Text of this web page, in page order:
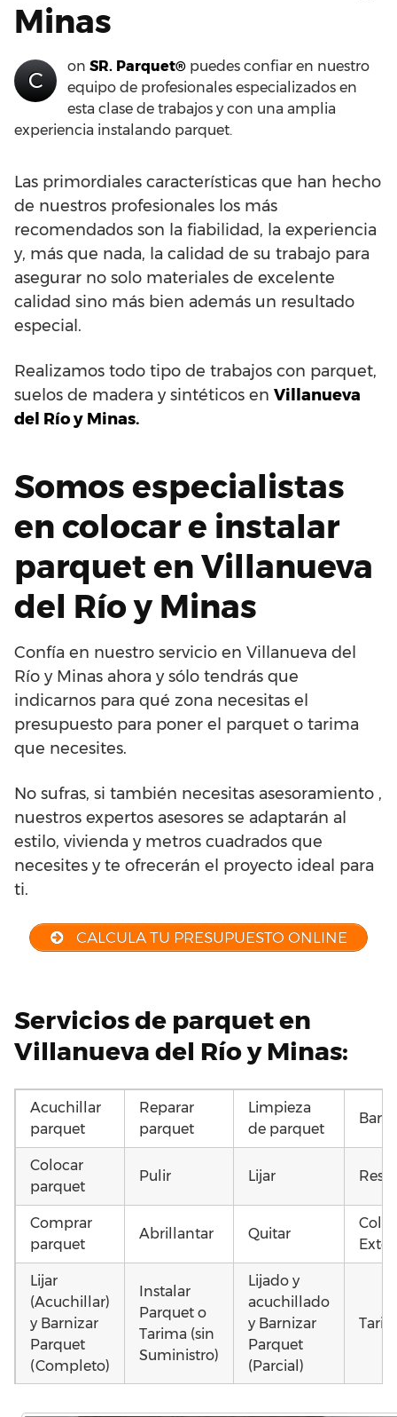
Minas
C
on SR. Parquet® puedes confiar en nuestro
equipo de profesionales especializados en
esta clase de trabajos y con una amplia
experiencia instalando parquet.
Las primordiales características que han hecho
de nuestros profesionales los más
recomendados son la fiabilidad, la experiencia
y, más que nada, la calidad de su trabajo para
asegurar no solo materiales de excelente
calidad sino más bien además un resultado
especial.
Realizamos todo tipo de trabajos con parquet,
suelos de madera y sintéticos en Villanueva
del Río y Minas.
Somos especialistas
en colocar e instalar
parquet en Villanueva
del Río y Minas
Confía en nuestro servicio en Villanueva del
Río y Minas ahora y sólo tendrás que
indicarnos para qué zona necesitas el
presupuesto para poner el parquet o tarima
que necesites.
No sufras, si también necesitas asesoramiento ,
nuestros expertos asesores se adaptarán al
estilo, vivienda y metros cuadrados que
necesites y te ofrecerán el proyecto ideal para
ti.
CALCULA TU PRESUPUESTO ONLINE
Servicios de parquet en
Villanueva del Río y Minas:
Acuchillar
parquet
Reparar
parquet
Limpieza
de parquet
Colocar
parquet
Pulir Lijar
Comprar
parquet
Abrillantar Quitar
Lijar
(Acuchillar)
y Barnizar
Parquet
(Completo)
Instalar
Parquet o
Tarima (sin
Suministro)
Lijado y
acuchillado
y Barnizar
Parquet
(Parcial)